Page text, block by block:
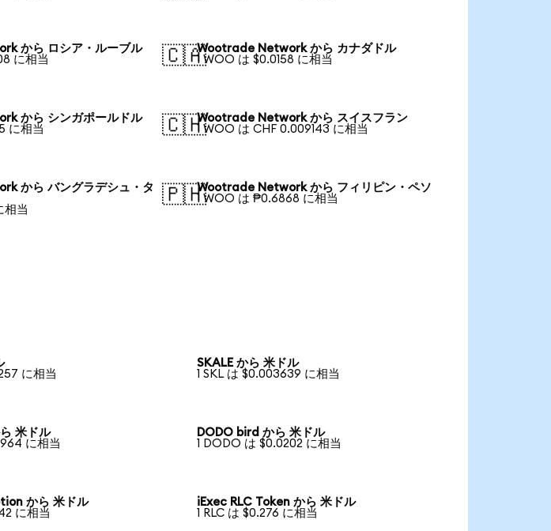
から ロシア・ルーブル
に相当
🇨🇦Wootrade Network から カナダドル
1 WOO は $0.0158 に相当
から シンガポールドル
に相当
🇨🇭Wootrade Network から スイスフラン
1 WOO は CHF 0.009143 に相当
から バングラデシュ・タ
相当
🇵🇭Wootrade Network から フィリピン・ペソ
1 WOO は ₱0.6868 に相当
に相当
SKALE から 米ドル
1 SKL は $0.003639 に相当
米ドル
に相当
DODO bird から 米ドル
1 DODO は $0.0202 に相当
から 米ドル
に相当
iExec RLC Token から 米ドル
1 RLC は $0.276 に相当